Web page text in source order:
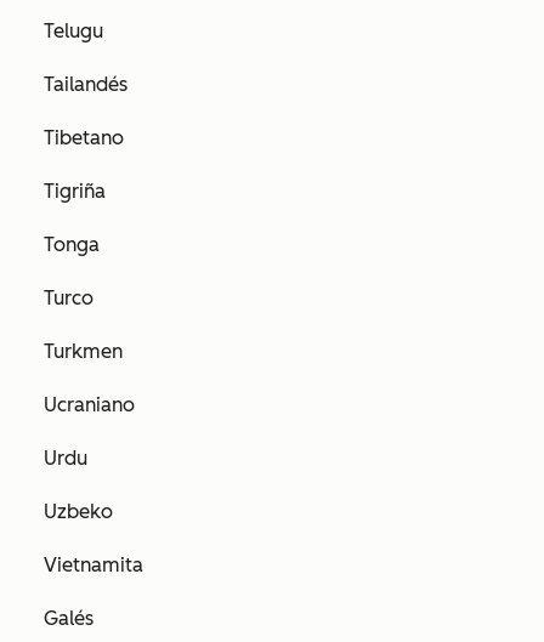
Telugu
Tailandés
Tibetano
Tigriña
Tonga
Turco
Turkmen
Ucraniano
Urdu
Uzbeko
Vietnamita
Galés